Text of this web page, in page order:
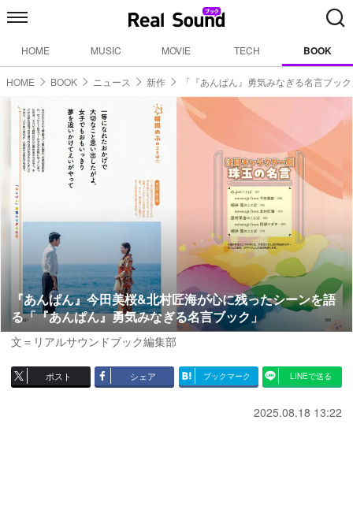
HOME MUSIC MOVIE TECH BOOK
HOME BOOK ニュース 新作 「『あんぱん』勇気みなぎる名言ブッ
『あんぱん』今田美桜&北村匠海が心に残ったシーンを語
る「『あんぱん』勇気みなぎる名言ブック」
文＝リアルサウンドブック編集部
ポスト シェア ブックマーク LINEで送る
2025.08.18 13:22